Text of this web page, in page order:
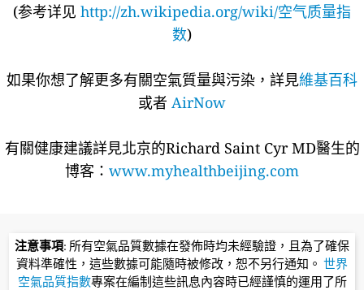
(参考详见 http://zh.wikipedia.org/wiki/空气质量指
数)
如果你想了解更多有關空氣質量與污染，詳見維基百科
或者 AirNow
有關健康建議詳​​見北京的Richard Saint Cyr MD醫生的
博客： www.myhealthbeijing.com
注意事項: 所有空氣品質數據在發佈時均未經驗證，且為了確保
資料準確性，這些數據可能隨時被修改，恕不另行通知。 世界
空氣品質指數專案在編制這些訊息內容時已經謹慎的運用了所